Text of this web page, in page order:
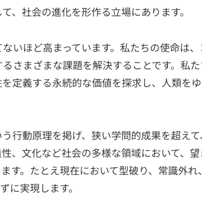
、社会の進化を形作る立場にあります。
いほど高まっています。私たちの使命は
さまざまな課題を解決することです。私
定義する永続的な価値を探求し、人類を
行動原理を掲げ、狭い学問的成果を超えて
、文化など社会の多様な領域において、
す。たとえ現在において型破り、常識外れ
に実現します。